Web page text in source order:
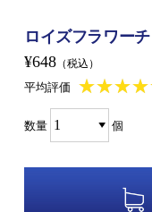
ロイズフラワー
¥648 （税込）
平均評価
数量 個